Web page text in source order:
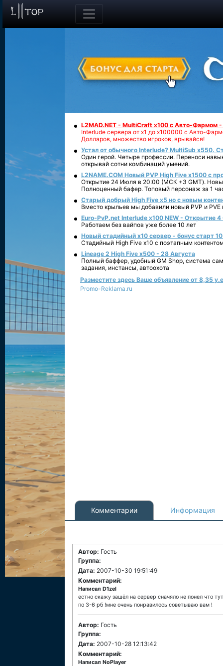
L2MAD.NET - MultiCraft x100 с Авто-Фармом
Interlude сервера от х1 до х100000 с Авто-
Долларов, множество игроков, врывайся!
Устал от обычного Interlude? MultiSub x550.
Один герой. Четыре профессии. Переноси
открывай сотни комбинаций умений.
L2NAME.COM Новый PVP High Five x1500 с
Открытие 24 Июля в 20:00 (МСК +3 GMT).
Полноценный бафер. Топовый персонаж за 1
Старый добрый High Five x5 но с новым
Вместо крыльев мы добавили новый PVP и PVE
Euro-PvP.net Interlude х100 NEW - Открытие 4
Работаем без вайпов уже более 10 лет
Новый стадийный х10 сервер - бонус старт
Стадийный High Five x10 с поэтапным
Lineage 2 High Five x500 - 28 Августа
Полный баффер, удобный GM Shop, система
задания, инстансы, автоохота
Разместите здесь Ваше объявление от 8,35
Promo-Reklama.ru
Комментарии Информация
Автор: Гость
Группа:
Дата: 2007-10-30 19:51:49
Комментарий:
Написал D1zel
естно скажу зашёл на сервер сначяло не понел что
по 3-6 рб !мне очень понравилось советываю вам !
Автор: Гость
Группа:
Дата: 2007-10-28 12:13:42
Комментарий:
Написал NoPlayer